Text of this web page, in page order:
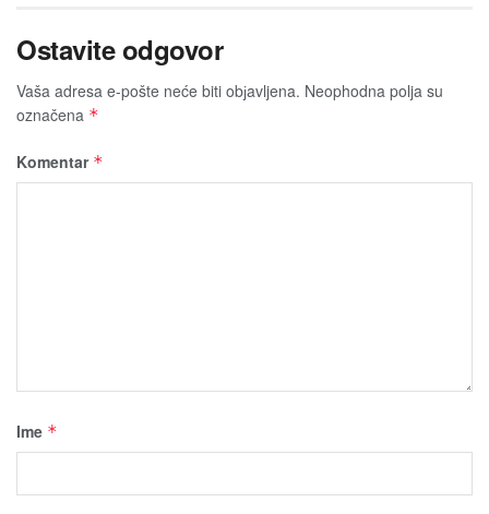
Ostavite odgovor
Vaša adresa e-pošte neće biti obјavljena. Neophodna polja su
označena *
Komentar *
Ime *